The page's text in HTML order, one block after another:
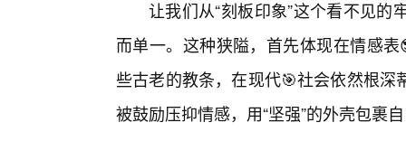
让我们从“刻板印象”这个看不见
而单一。这种狭隘，首先体现在情感表
些古老的教条，在现代🎯社会依然根
被鼓励压抑情感，用“坚强”的外壳包裹